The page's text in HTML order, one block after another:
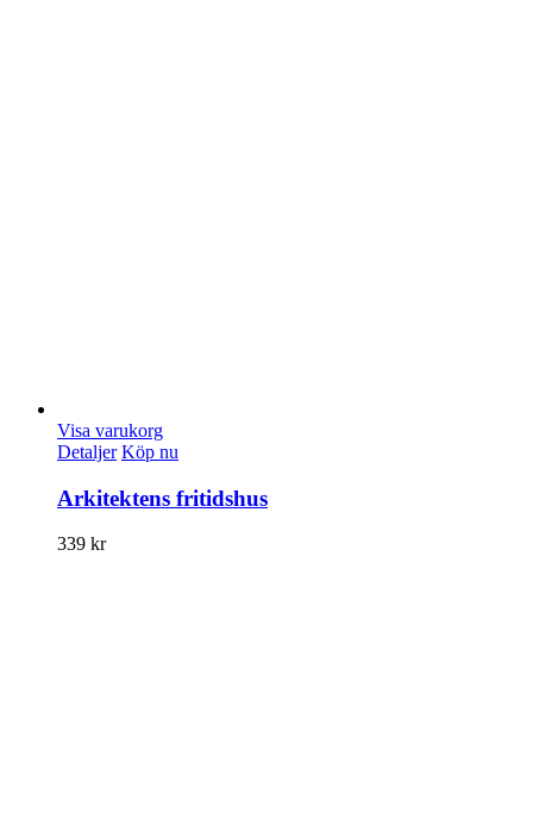
Visa varukorg
Detaljer Köp nu
Arkitektens fritidshus
339 kr